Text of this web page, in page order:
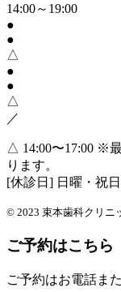
14:00～19:00
●
●
△
●
●
△
／
△ 14:00〜17:00 ※
ります。
[休診日] 日曜・祝日
© 2023 束本歯科クリニ
ご予約はこちら
ご予約はお電話ま